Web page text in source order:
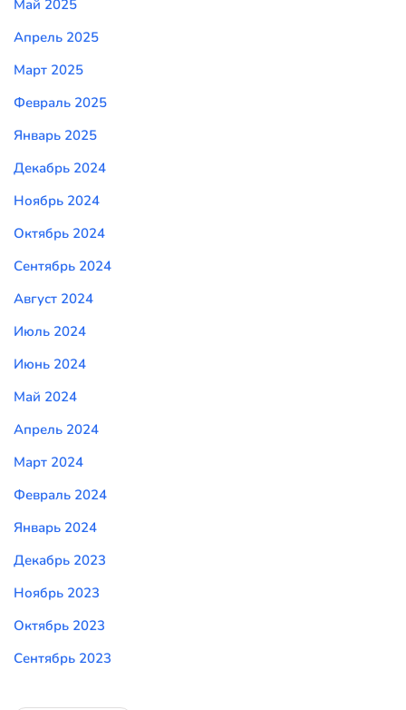
Май 2025
Апрель 2025
Март 2025
Февраль 2025
Январь 2025
Декабрь 2024
Ноябрь 2024
Октябрь 2024
Сентябрь 2024
Август 2024
Июль 2024
Июнь 2024
Май 2024
Апрель 2024
Март 2024
Февраль 2024
Январь 2024
Декабрь 2023
Ноябрь 2023
Октябрь 2023
Сентябрь 2023